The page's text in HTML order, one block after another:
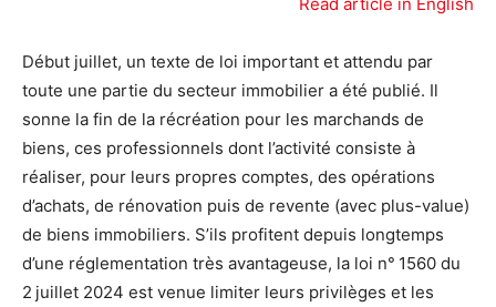
Début juillet, un texte de loi important et attendu par
toute une partie du secteur immobilier a été publié. Il
sonne la fin de la récréation pour les marchands de
biens, ces professionnels dont l’activité consiste à
réaliser, pour leurs propres comptes, des opérations
d’achats, de rénovation puis de revente (avec plus-value)
de biens immobiliers. S’ils profitent depuis longtemps
d’une réglementation très avantageuse, la loi n° 1560 du
2 juillet 2024 est venue limiter leurs privilèges et les